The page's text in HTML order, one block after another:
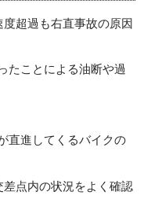
超過も右直事故の原因
たことによる油断や過
直進してくるバイクの
点内の状況をよく確認